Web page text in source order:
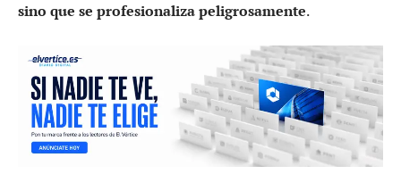
sino que se profesionaliza peligrosamente.